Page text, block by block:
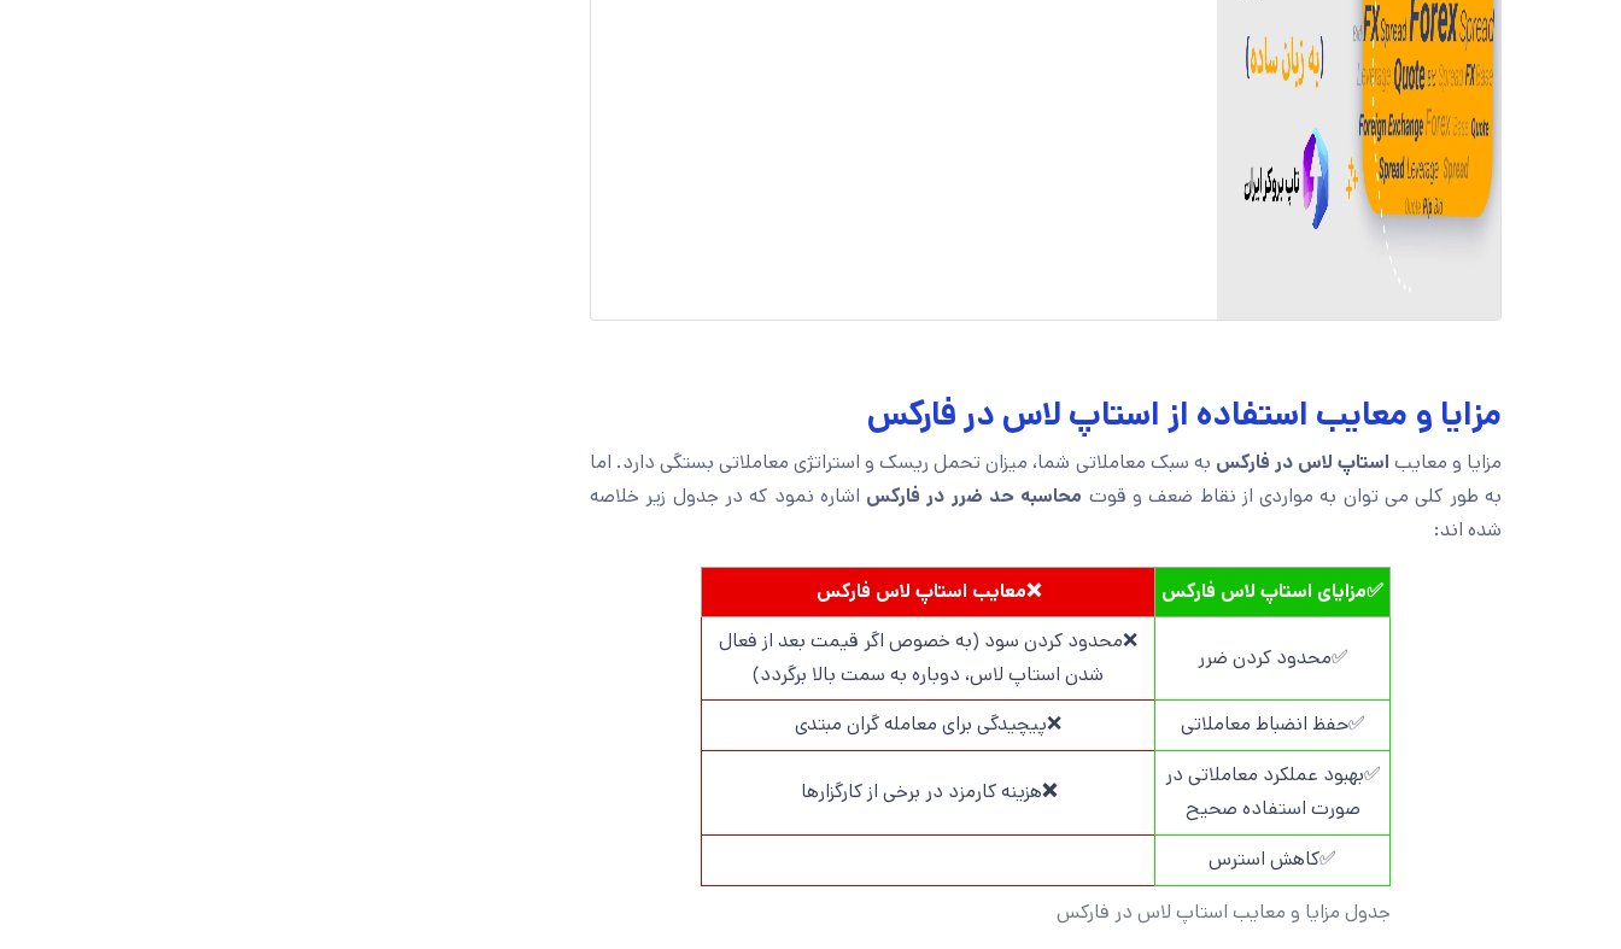
مزایا و معایب استفاده از استاپ لاس در فارکس
مزایا و معایب استاپ لاس در فارکس به سبک معاملاتی شما، میزان تحمل ریسک و استراتژی معاملاتی بستگی دارد. اما
به طور کلی می توان به مواردی از نقاط ضعف و قوت محاسبه حد ضرر در فارکس اشاره نمود که در جدول زیر خلاصه
شده اند:
جدول مزایا و معایب استاپ لاس در فارکس
✅مزایای استاپ لاس فارکس ❌معایب استاپ لاس فارکس
✅محدود کردن ضرر
❌محدود کردن سود (به خصوص اگر قیمت بعد از فعال
شدن استاپ لاس، دوباره به سمت بالا برگردد)
✅حفظ انضباط معاملاتی
❌پیچیدگی برای معامله گران مبتدی
✅بهبود عملکرد معاملاتی در
صورت استفاده صحیح
❌هزینه کارمزد در برخی از کارگزارها
✅کاهش استرس